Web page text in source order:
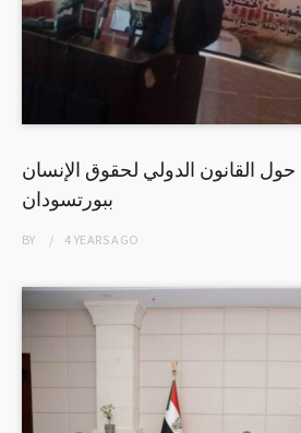
حول القانون الدولي لحقوق الإنسان
ببورتسودان
BY 4 YEARSAGO